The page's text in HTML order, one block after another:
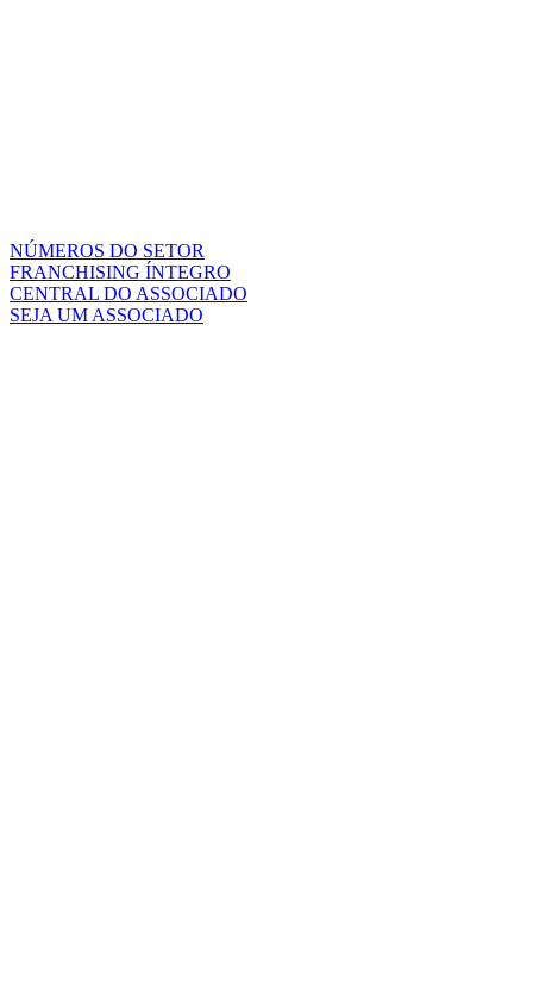
NÚMEROS DO SETOR
FRANCHISING ÍNTEGRO
CENTRAL DO ASSOCIADO
SEJA UM ASSOCIADO